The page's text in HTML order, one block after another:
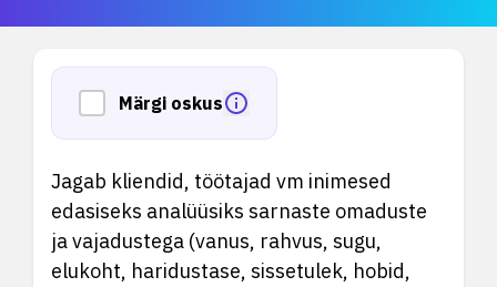
Märgi oskus
Jagab kliendid, töötajad vm inimesed
edasiseks analüüsiks sarnaste omaduste
ja vajadustega (vanus, rahvus, sugu,
elukoht, haridustase, sissetulek, hobid,